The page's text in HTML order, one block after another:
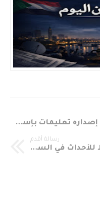
الجيش ينفي ما تداول حول إصداره تعليمات بإستخدام “القوة المميتة” وتعيين “قادة ميدانيين جدد”
رسالة أقدم
قراءة فجان من الشرق الأوسط للأحداث في السودان